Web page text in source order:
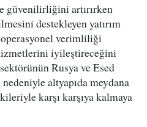
güvenilirliğini artırırken
destekleyen yatırım
operasyonel verimliliği
iyileştireceğini
Rusya ve Esed
altyapıda meydana
karşı karşıya kalmaya